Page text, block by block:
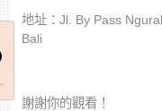
地址：Jl. By Pass
Bali
謝謝你的觀看！